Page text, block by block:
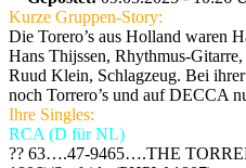
Kurze Gruppen-Story:
Die Torero’s aus Holland waren
Hans Thijssen, Rhythmus-
Ruud Klein, Schlagzeug. Bei
noch Torrero’s und auf DECCA
Ihre Singles:
RCA (D für NL)
?? 63….47-9465….THE